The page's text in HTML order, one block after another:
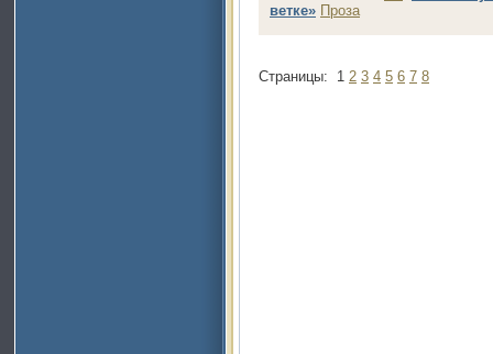
ветке» Проза
Страницы: 1 2 3 4 5 6 7 8